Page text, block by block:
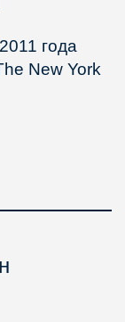
года
New York